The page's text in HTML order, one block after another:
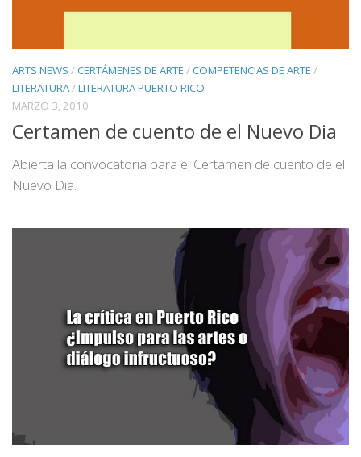
ARTS NEWS /CERTÁMENES DE ARTE /COMPETENCIAS DE ARTE /
LITERATURA/LITERATURA PUERTO RICO
MARZO 3, 2010
Certamen de cuento de el Nuevo Dia
Abierta la convocatoria para el Certamen de cuento de el
Nuevo Dia.